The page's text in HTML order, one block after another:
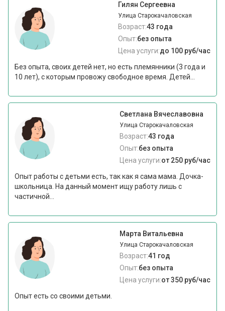
Гилян Сергеевна
Улица Старокачаловская
Возраст:43 года
Опыт:без опыта
Цена услуги:до 100 руб/час
Без опыта, своих детей нет, но есть племянники (3 года и
10 лет), с которым провожу свободное время. Детей...
Светлана Вячеславовна
Улица Старокачаловская
Возраст:43 года
Опыт:без опыта
Цена услуги:от 250 руб/час
Опыт работы с детьми есть, так как я сама мама. Дочка-
школьница. На данный момент ищу работу лишь с
частичной...
Марта Витальевна
Улица Старокачаловская
Возраст:41 год
Опыт:без опыта
Цена услуги:от 350 руб/час
Опыт есть со своими детьми.